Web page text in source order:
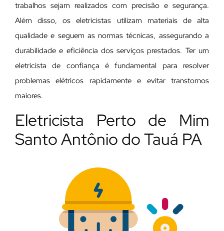
trabalhos sejam realizados com precisão e segurança.
Além disso, os eletricistas utilizam materiais de alta
qualidade e seguem as normas técnicas, assegurando a
durabilidade e eficiência dos serviços prestados. Ter um
eletricista de confiança é fundamental para resolver
problemas elétricos rapidamente e evitar transtornos
maiores.
Eletricista Perto de Mim
Santo Antônio do Tauá PA